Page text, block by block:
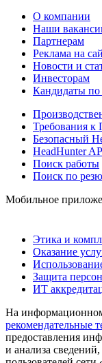
О компании
Наши
Партнерам
Реклама на
Новости и
Инвесторам
Кандидаты по
Требования к
Безопасный
HeadHunter
Поиск работы
Поиск по
Мобильное
Этика и
Оказание
Защита
ИТ
На
рекомендательные
предоставления
и анализа